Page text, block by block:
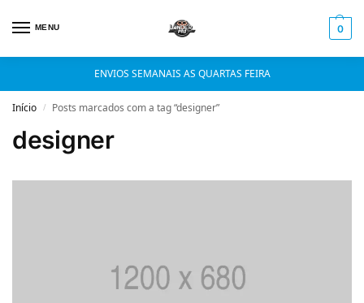
MENU 0
ENVIOS SEMANAIS AS QUARTAS FEIRA
Início / Posts marcados com a tag “designer”
designer